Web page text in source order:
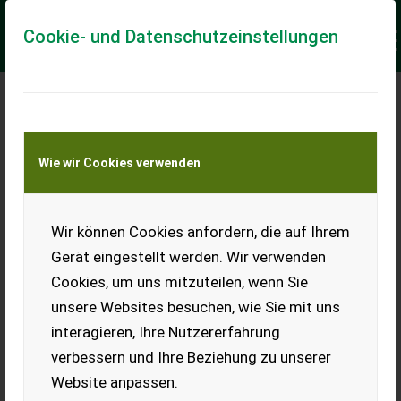
Cookie- und Datenschutzeinstellungen
Wie wir Cookies verwenden
Wir können Cookies anfordern, die auf Ihrem
Gerät eingestellt werden. Wir verwenden
Cookies, um uns mitzuteilen, wenn Sie
unsere Websites besuchen, wie Sie mit uns
interagieren, Ihre Nutzererfahrung
verbessern und Ihre Beziehung zu unserer
Website anpassen.
Meine Transportkostenanfrage
Transport von Land- und Baumaschinen –
KEINE Tiertransporte
Ladeort
Ort